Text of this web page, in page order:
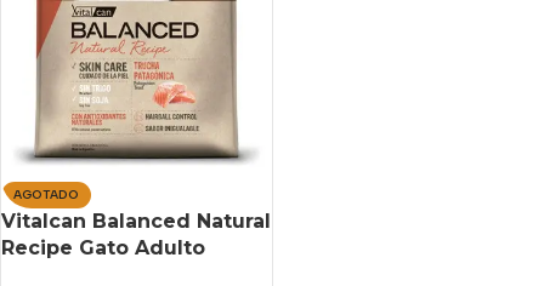
AGOTADO
Vitalcan Balanced Natural
Recipe Gato Adulto